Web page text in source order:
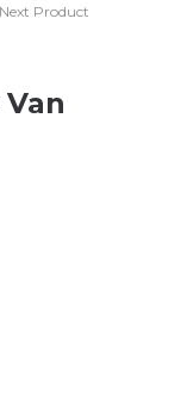
Next Product